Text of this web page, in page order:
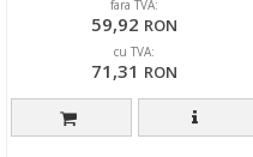
fara TVA:
59,92 RON
cu TVA:
71,31 RON